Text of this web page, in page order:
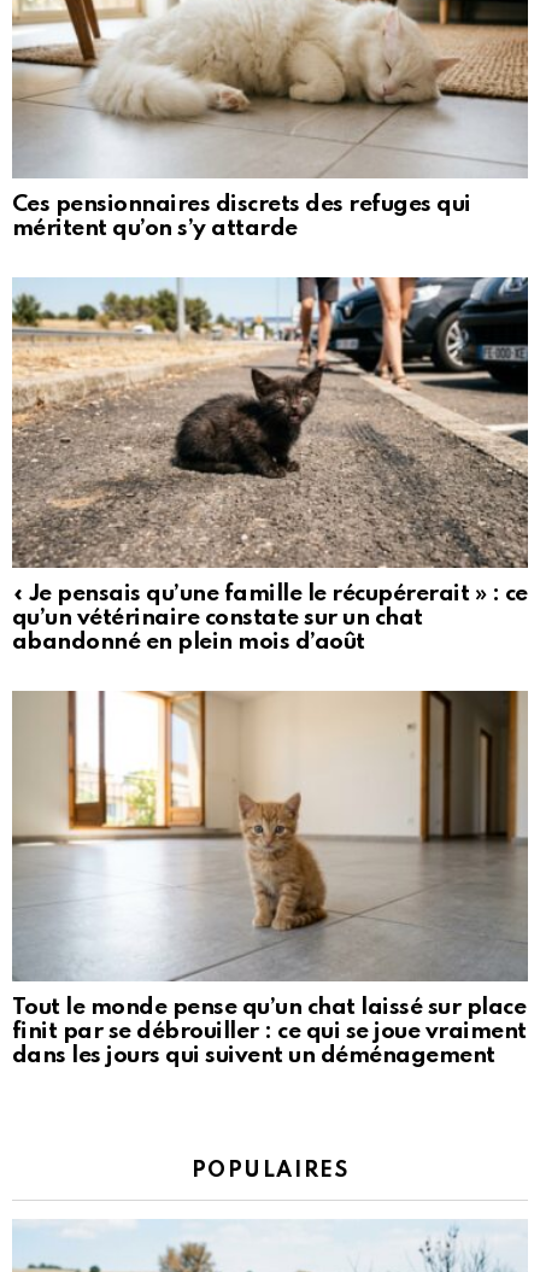
Ces pensionnaires discrets des refuges qui
méritent qu’on s’y attarde
« Je pensais qu’une famille le récupérerait » : ce
qu’un vétérinaire constate sur un chat
abandonné en plein mois d’août
Tout le monde pense qu’un chat laissé sur place
finit par se débrouiller : ce qui se joue vraiment
dans les jours qui suivent un déménagement
POPULAIRES